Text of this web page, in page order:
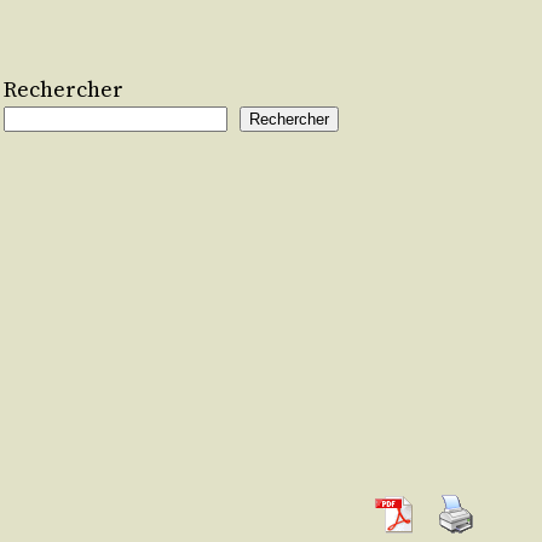
Rechercher
Rechercher